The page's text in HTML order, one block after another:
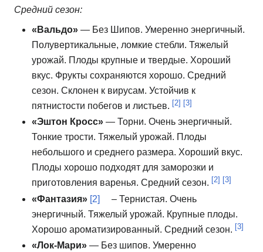
Средний сезон:
«Вальдо» — Без Шипов. Умеренно энергичный.
Полувертикальные, ломкие стебли. Тяжелый
урожай. Плоды крупные и твердые. Хороший
вкус. Фрукты сохраняются хорошо. Средний
сезон. Склонен к вирусам. Устойчив к
пятнистости побегов и листьев. [2] [3]
«Эштон Кросс» — Торни. Очень энергичный.
Тонкие трости. Тяжелый урожай. Плоды
небольшого и среднего размера. Хороший вкус.
Плоды хорошо подходят для заморозки и
приготовления варенья. Средний сезон. [2] [3]
«Фантазия» [2] – Тернистая. Очень
энергичный. Тяжелый урожай. Крупные плоды.
Хорошо ароматизированный. Средний сезон. [3]
«Лок-Мари» — Без шипов. Умеренно